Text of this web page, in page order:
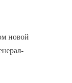
новой